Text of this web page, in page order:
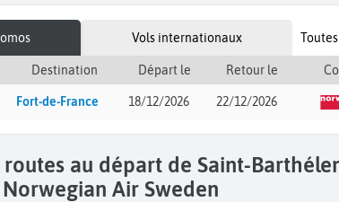
Vols internationaux
Destination Départ le Retour le
Fort-de-France 18/12/2026 22/12/2026
au départ de Saint-
Air Sweden